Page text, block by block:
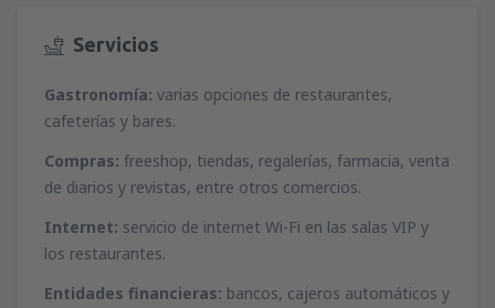
Servicios
Gastronomía: varias opciones de restaurantes,
cafeterías y bares.
Compras: freeshop, tiendas, regalerías, farmacia, venta
de diarios y revistas, entre otros comercios.
Internet: servicio de internet Wi-Fi en las salas VIP y
los restaurantes.
Entidades financieras: bancos, cajeros automáticos y